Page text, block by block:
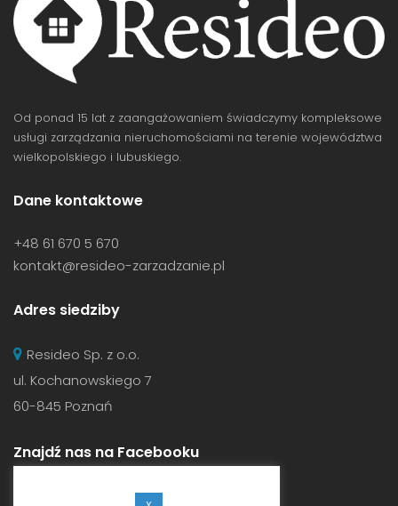
Od ponad 15 lat z zaangażowaniem świadczymy kompleksowe
usługi zarządzania nieruchomościami na terenie województwa
wielkopolskiego i lubuskiego.
Dane kontaktowe
+48 61 670 5 670
kontakt@resideo-zarzadzanie.pl
Adres siedziby
Resideo Sp. z o.o.
ul. Kochanowskiego 7
60-845 Poznań
Znajdź nas na Facebooku